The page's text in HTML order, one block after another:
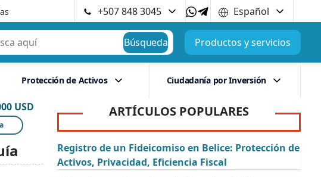
+507 848 3045
Español
Búsqueda Productos y servicios
Protección de Activos Ciudadanía por Inversión
USD ARTÍCULOS POPULARES
Registro de un Fideicomiso en Belice: Protección de
Activos, Privacidad, Eficiencia Fiscal